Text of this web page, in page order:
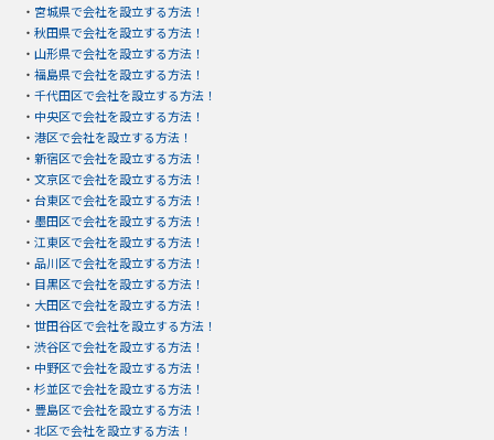
・ 宮城県で会社を設立する方法！
・ 秋田県で会社を設立する方法！
・ 山形県で会社を設立する方法！
・ 福島県で会社を設立する方法！
・ 千代田区で会社を設立する方法！
・ 中央区で会社を設立する方法！
・ 港区で会社を設立する方法！
・ 新宿区で会社を設立する方法！
・ 文京区で会社を設立する方法！
・ 台東区で会社を設立する方法！
・ 墨田区で会社を設立する方法！
・ 江東区で会社を設立する方法！
・ 品川区で会社を設立する方法！
・ 目黒区で会社を設立する方法！
・ 大田区で会社を設立する方法！
・ 世田谷区で会社を設立する方法！
・ 渋谷区で会社を設立する方法！
・ 中野区で会社を設立する方法！
・ 杉並区で会社を設立する方法！
・ 豊島区で会社を設立する方法！
・ 北区で会社を設立する方法！